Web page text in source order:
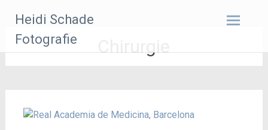
Inhalt
springen
Heidi Schade
Fotografie
Chirurgie